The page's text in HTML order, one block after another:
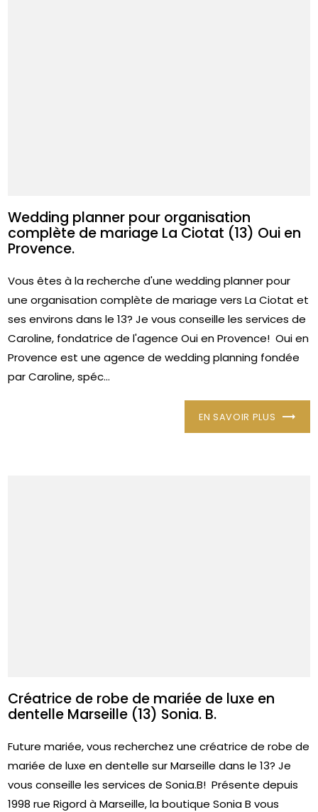
Wedding planner pour organisation
complète de mariage La Ciotat (13) Oui en
Provence.
Vous êtes à la recherche d'une wedding planner pour
une organisation complète de mariage vers La Ciotat et
ses environs dans le 13? Je vous conseille les services de
Caroline, fondatrice de l'agence Oui en Provence! Oui en
Provence est une agence de wedding planning fondée
par Caroline, spéc...
EN SAVOIR PLUS
Créatrice de robe de mariée de luxe en
dentelle Marseille (13) Sonia. B.
Future mariée, vous recherchez une créatrice de robe de
mariée de luxe en dentelle sur Marseille dans le 13? Je
vous conseille les services de Sonia.B! Présente depuis
1998 rue Rigord à Marseille, la boutique Sonia B vous